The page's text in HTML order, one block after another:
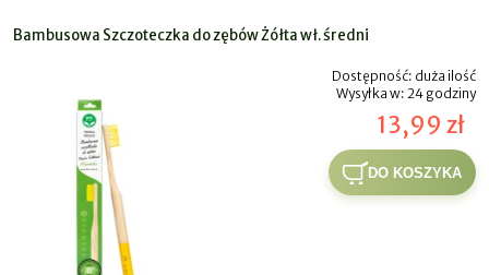
Bambusowa Szczoteczka do zębów Żółta wł. średni
Dostępność: duża ilość
Wysyłka w: 24 godziny
13,99 zł
DO KOSZYKA